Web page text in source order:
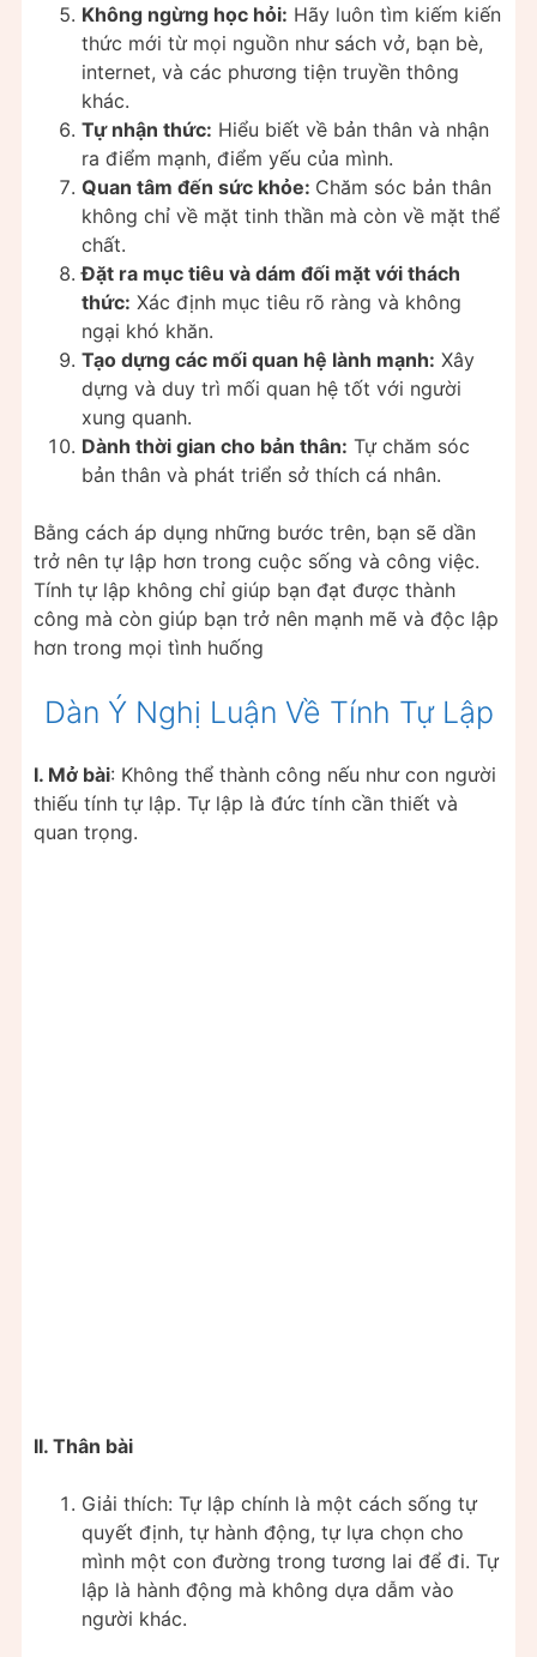
Không ngừng học hỏi: Hãy luôn tìm kiếm kiến
thức mới từ mọi nguồn như sách vở, bạn bè,
internet, và các phương tiện truyền thông
khác.
Tự nhận thức: Hiểu biết về bản thân và nhận
ra điểm mạnh, điểm yếu của mình.
Quan tâm đến sức khỏe: Chăm sóc bản thân
không chỉ về mặt tinh thần mà còn về mặt thể
chất.
Đặt ra mục tiêu và dám đối mặt với thách
thức: Xác định mục tiêu rõ ràng và không
ngại khó khăn.
Tạo dựng các mối quan hệ lành mạnh: Xây
dựng và duy trì mối quan hệ tốt với người
xung quanh.
Dành thời gian cho bản thân: Tự chăm sóc
bản thân và phát triển sở thích cá nhân.
Bằng cách áp dụng những bước trên, bạn sẽ dần
trở nên tự lập hơn trong cuộc sống và công việc.
Tính tự lập không chỉ giúp bạn đạt được thành
công mà còn giúp bạn trở nên mạnh mẽ và độc lập
hơn trong mọi tình huống
Dàn Ý Nghị Luận Về Tính Tự Lập
I. Mở bài: Không thể thành công nếu như con người
thiếu tính tự lập. Tự lập là đức tính cần thiết và
quan trọng.
II. Thân bài
Giải thích: Tự lập chính là một cách sống tự
quyết định, tự hành động, tự lựa chọn cho
mình một con đường trong tương lai để đi. Tự
lập là hành động mà không dựa dẫm vào
người khác.